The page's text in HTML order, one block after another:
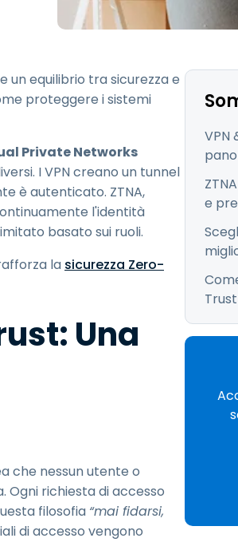
tramite
al
endpoint
esigenze Esplora tutti i
VPN
e
un equilibrio tra sicurezza e
proteggere i sistemi
Private Networks
I VPN creano un tunnel
è autenticato. ZTNA,
l'identità
basato sui ruoli.
la sicurezza Zero-
Una
che nessun utente o
richiesta di accesso
filosofia “mai fidarsi,
di accesso vengono